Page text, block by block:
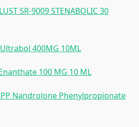
SR-9009 STENABOLIC 30
400MG 10ML
100 MG 10 ML
Nandrolone Phenylpropionate